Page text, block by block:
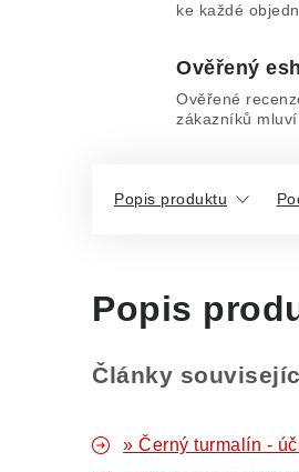
ke každé
Ověřený
Ověřené
zákazníků mluví
Popis produktu
Popis
Články
» Černý turmalín -